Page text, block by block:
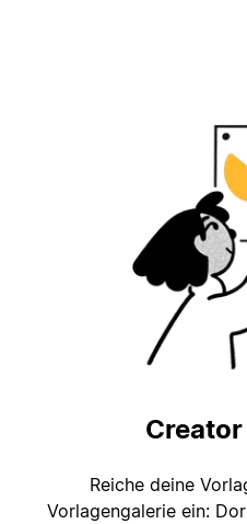
Reiche deine
Vorlagengalerie ein: